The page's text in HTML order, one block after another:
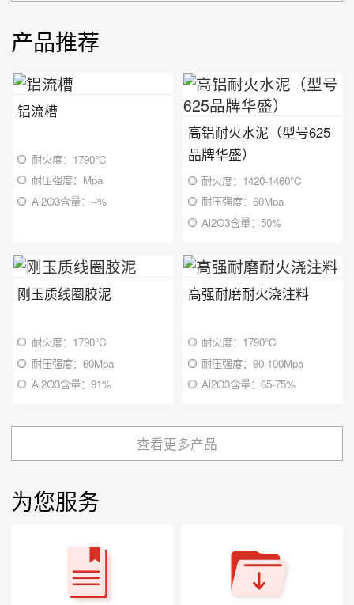
产品推荐
铝流槽
耐火度：1790℃
耐压强度：Mpa
Al2O3含量：--%
高铝耐火水泥（型号625
品牌华盛）
耐火度：1420-1460℃
耐压强度：60Mpa
Al2O3含量：50%
刚玉质线圈胶泥
耐火度：1790℃
耐压强度：60Mpa
Al2O3含量：91%
高强耐磨耐火浇注料
耐火度：1790℃
耐压强度：90-100Mpa
Al2O3含量：65-75%
查看更多产品
为您服务